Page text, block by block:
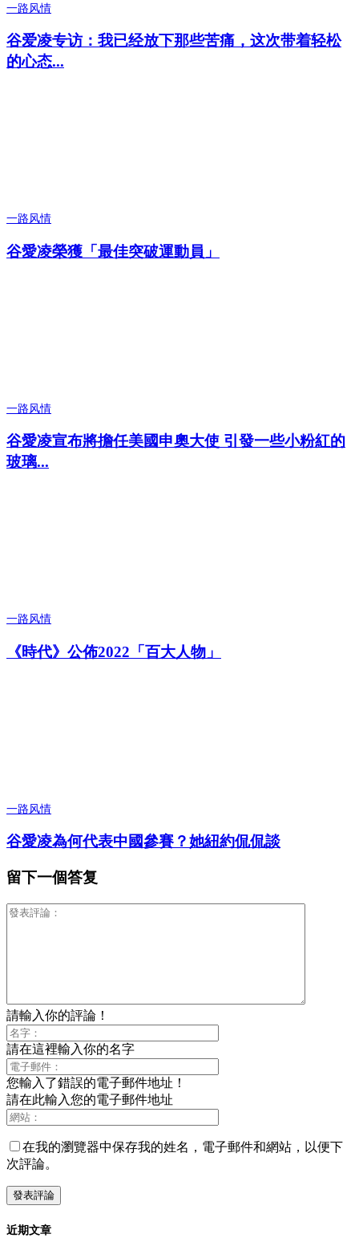
一路风情
谷爱凌专访：我已经放下那些苦痛，这次带着轻松
的心态...
一路风情
谷愛凌榮獲「最佳突破運動員」
一路风情
谷愛凌宣布將擔任美國申奧大使 引發一些小粉紅的
玻璃...
一路风情
《時代》公佈2022「百大人物」
一路风情
谷愛凌為何代表中國參賽？她紐約侃侃談
留下一個答复
請輸入你的評論！
請在這裡輸入你的名字
您輸入了錯誤的電子郵件地址！
請在此輸入您的電子郵件地址
在我的瀏覽器中保存我的姓名，電子郵件和網站，以便下
次評論。
近期文章